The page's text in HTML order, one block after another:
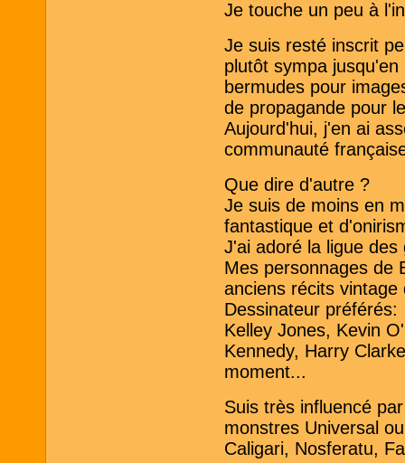
Je touche un peu à
Je suis resté inscrit
plutôt sympa
bermudes pour
de propagande pour
Aujourd'hui, j'en ai
communauté
Que dire d'autre ?
Je suis de moins en
fantastique et
J'ai adoré la ligue
Mes personnages de
anciens récits
Dessinateur préférés:
Kelley Jones, Kevin
Kennedy, Harry
moment...
Suis très influencé
monstres Universal
Caligari, Nosferatu,